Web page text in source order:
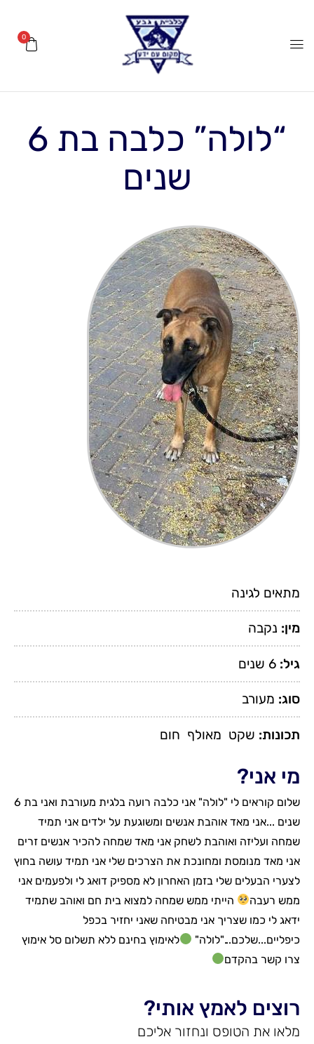
0
“לולה” כלבה בת 6
שנים
מתאים לגינה
מין: נקבה
גיל:
סוג: מעורב
תכונות: שקט מאולף חום
מי אני?
שלום קוראים לי "לולה" אני כלבה רועה בלגית מעורבת ואני בת 6
שנים ...אני מאד אוהבת אנשים ומשוגעת על ילדים אני תמיד
שמחה ועליזה ואוהבת לשחק אני מאד שמחה להכיר אנשים זרים
אני מאד מנומסת ומחונכת את הצרכים שלי אני תמיד עושה בחוץ
לצערי הבעלים שלי בזמן האחרון לא מספיק דואג לי ולפעמים אני
ממש רעבה
הייתי ממש שמחה למצוא בית חם ואוהב שתמיד
ידאג לי כמו שצריך אני מבטיחה שאני יחזיר בכפל
כיפליים...שלכם..."לולה"
לאימוץ בחינם ללא תשלום סל אימוץ
צרו קשר בהקדם
רוצים לאמץ אותי?
מלאו את הטופס ונחזור אליכם